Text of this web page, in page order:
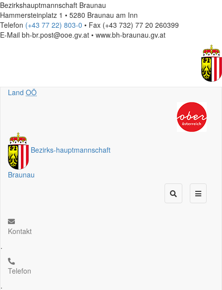
Bezirkshauptmannschaft Braunau
Hammersteinplatz 1 • 5280 Braunau am Inn
Telefon (+43 77 22) 803-0 • Fax (+43 732) 77 20 260399
E-Mail bh-br.post@ooe.gv.at • www.bh-braunau.gv.at
Land OÖ
Bezirks-hauptmannschaft
Braunau
Kontakt
.
Telefon
.